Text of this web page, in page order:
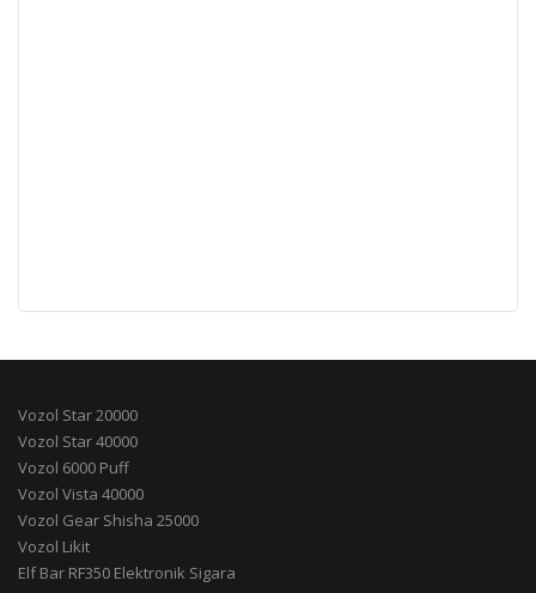
Vozol Star 20000
Vozol Star 40000
Vozol 6000 Puff
Vozol Vista 40000
Vozol Gear Shisha 25000
Vozol Likit
Elf Bar RF350 Elektronik Sigara